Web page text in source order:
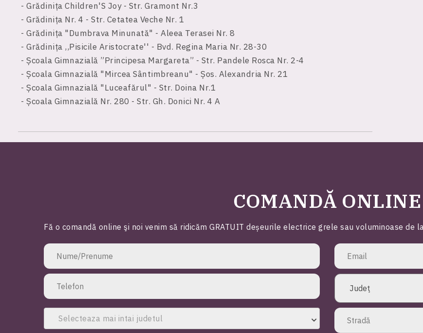
- Grădinița Children'S Joy - Str. Gramont Nr.3
- Grădinița Nr. 4 - Str. Cetatea Veche Nr. 1
- Grădinița "Dumbrava Minunată" - Aleea Terasei Nr. 8
- Grădinița ,,Pisicile Aristocrate'' - Bvd. Regina Maria Nr. 28-30
- Școala Gimnazială ”Principesa Margareta” - Str. Pandele Rosca Nr. 2-4
- Școala Gimnazială "Mircea Sântimbreanu" - Șos. Alexandria Nr. 21
- Școala Gimnazială "Luceafărul" - Str. Doina Nr.1
- Școala Gimnazială Nr. 280 - Str. Gh. Donici Nr. 4 A
COMANDĂ ONLINE
Fă o comandă online şi noi venim să ridicăm GRATUIT deșeurile electrice grele sau voluminoase de
Selecteaza mai intai judetul